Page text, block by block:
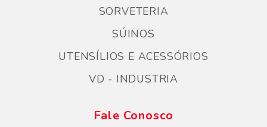
SORVETERIA
SÚINOS
UTENSÍLIOS E ACESSÓRIOS
VD - INDUSTRIA
Fale Conosco